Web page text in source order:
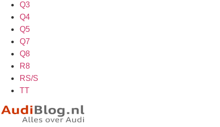
Q3
Q4
Q5
Q7
Q8
R8
RS/S
TT